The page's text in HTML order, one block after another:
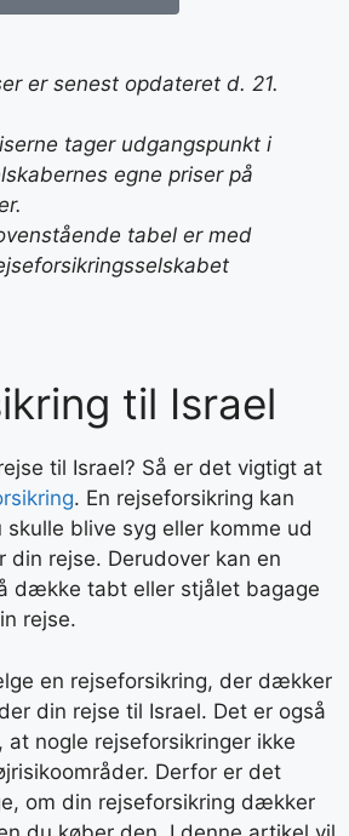
er senest opdateret d. 21.
tager udgangspunkt i
egne priser på
tabel er med
til Israel
til Israel? Så er det vigtigt at
. En rejseforsikring kan
blive syg eller komme ud
din rejse. Derudover kan en
dække tabt eller stjålet bagage
rejse.
en rejseforsikring, der dækker
din rejse til Israel. Det er også
nogle rejseforsikringer ikke
Derfor er det
om din rejseforsikring dækker